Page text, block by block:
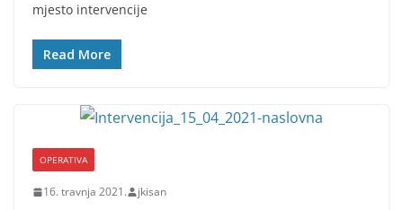
mjesto intervencije
Read More
OPERATIVA
16. travnja 2021. jkisan